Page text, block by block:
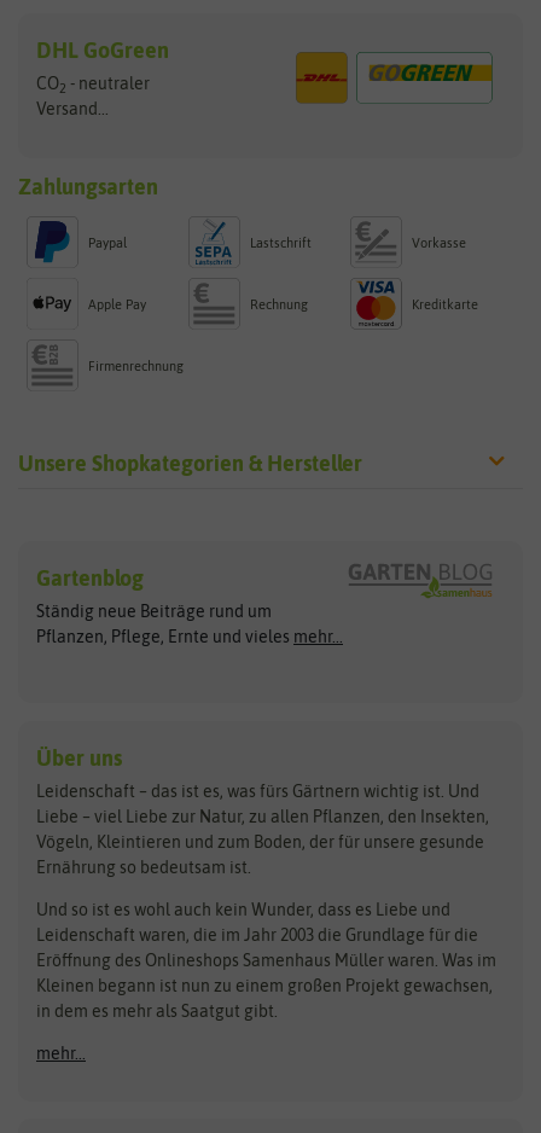
DHL GoGreen
CO2 - neutraler
Versand...
Zahlungsarten
Paypal Lastschrift Vorkasse
Apple Pay Rechnung Kreditkarte
Firmenrechnung
Unsere Shopkategorien & Hersteller
Exotische Samen
Gemüsesamen
Gründünger
Kräutersamen
Obstsamen
Pilzbrut
Rasensamen
Steckzwiebeln
Zimmer & Kübelpflanzen
Kataloge
Schnäppchen
Anzucht & Gartenzubehör
Anzuchtschalen
Arche Noah
ASB Greenworld
Benary
Bingenheimer Saatgut
Bionana
BIOWOL
Blumicorn
Bûten Birds
Clever Pots
COMPO
Dürr-Samen
Feldsaaten Freudenberger
Fertil
Flora Elite
Gartenblog
Ständig neue Beiträge rund um
Pflanzen, Pflege, Ernte und vieles mehr...
Über uns
Leidenschaft – das ist es, was fürs Gärtnern wichtig ist. Und
Liebe – viel Liebe zur Natur, zu allen Pflanzen, den Insekten,
Vögeln, Kleintieren und zum Boden, der für unsere gesunde
Ernährung so bedeutsam ist.
Und so ist es wohl auch kein Wunder, dass es Liebe und
Leidenschaft waren, die im Jahr 2003 die Grundlage für die
Eröffnung des Onlineshops Samenhaus Müller waren. Was im
Kleinen begann ist nun zu einem großen Projekt gewachsen,
in dem es mehr als Saatgut gibt.
mehr...